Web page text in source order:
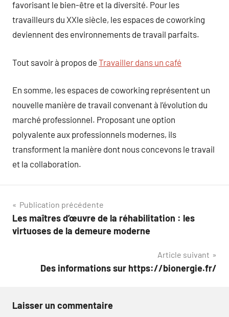
favorisant le bien-être et la diversité. Pour les
travailleurs du XXIe siècle, les espaces de coworking
deviennent des environnements de travail parfaits.
Tout savoir à propos de Travailler dans un café
En somme, les espaces de coworking représentent un
nouvelle manière de travail convenant à l’évolution du
marché professionnel. Proposant une option
polyvalente aux professionnels modernes, ils
transforment la manière dont nous concevons le travail
et la collaboration.
Navigation
de
Publication précédente
Les maîtres d’œuvre de la réhabilitation : les
virtuoses de la demeure moderne
Article suivant
Des informations sur https://bionergie.fr/
Laisser un commentaire